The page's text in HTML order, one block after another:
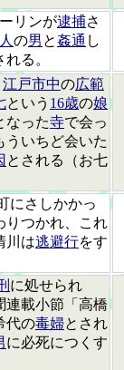
リンが逮捕さ
の男 と姦通 し
れる。
江戸市中の広範
という 16歳の娘
なった寺で会っ
ういちど会いた
とされる（お七
にさしかかっ
りつかれ、これ
川は逃避行をす
に処せられ
連載小節「高橋
代の毒婦とされ
に必死につくす